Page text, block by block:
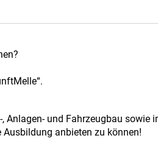
und Fahrzeugbau sowie
anbieten zu können!